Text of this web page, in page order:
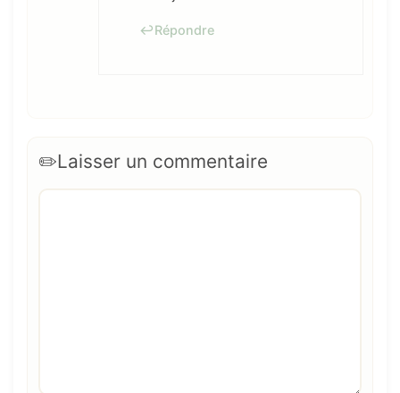
Répondre
Laisser un commentaire